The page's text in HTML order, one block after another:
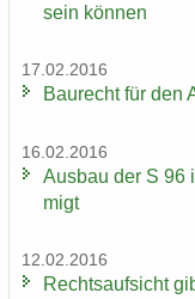
sein kön­nen
17.02.2016
Bau­recht für den
16.02.2016
Aus­bau der S 96
migt
12.02.2016
Rechts­auf­sicht